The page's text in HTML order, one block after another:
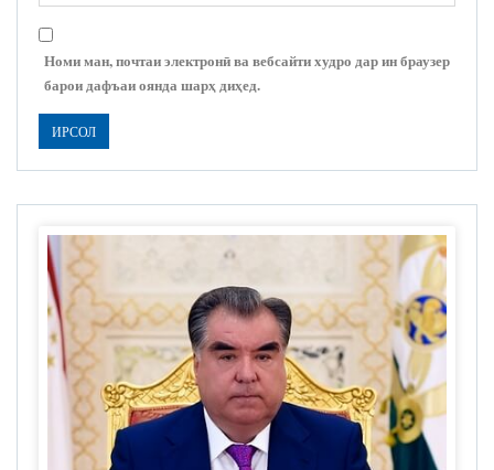
Номи ман, почтаи электронӣ ва вебсайти худро дар ин браузер
барои дафъаи оянда шарҳ диҳед.